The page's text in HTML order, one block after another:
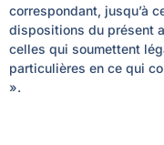
correspondant, jusqu’à
dispositions du présent
celles qui soumettent
particulières en ce qui
».